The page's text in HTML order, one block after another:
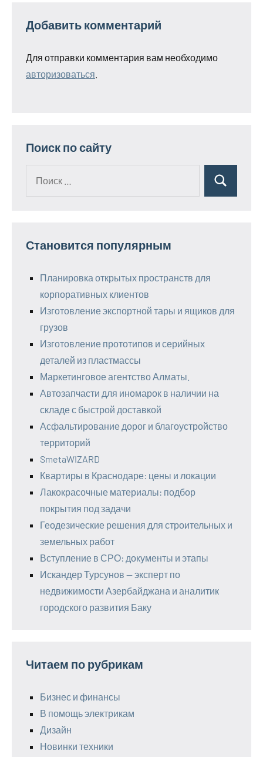
Добавить комментарий
Для отправки комментария вам необходимо
авторизоваться
Поиск по сайту
Поиск
Становится популярным
Планировка открытых пространств для
корпоративных клиентов
Изготовление экспортной тары и ящиков для
грузов
Изготовление прототипов и серийных
деталей из пластмассы
Маркетинговое агентство Алматы.
Автозапчасти для иномарок в наличии на
складе с быстрой доставкой
Асфальтирование дорог и благоустройство
территорий
SmetaWIZARD
Квартиры в Краснодаре: цены и локации
Лакокрасочные материалы: подбор
покрытия под задачи
Геодезические решения для строительных и
земельных работ
Вступление в СРО: документы и этапы
Искандер Турсунов — эксперт по
недвижимости Азербайджана и аналитик
городского развития Баку
Читаем по рубрикам
Бизнес и финансы
В помощь электрикам
Дизайн
Новинки техники